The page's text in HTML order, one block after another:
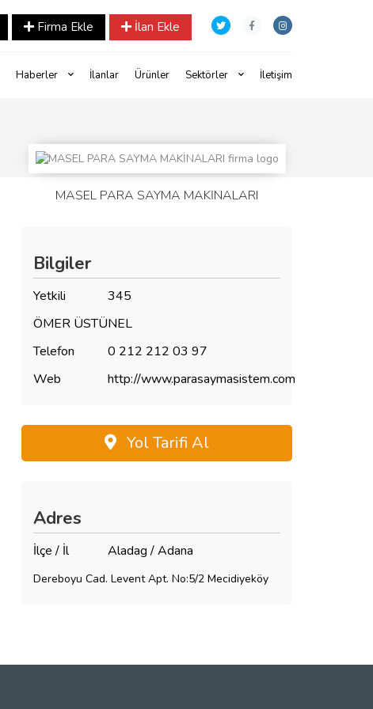
Firma Ekle İlan Ekle
Haberler İlanlar Ürünler Sektörler İletişim
MASEL PARA SAYMA MAKİNALARI
Bilgiler
345
Yetkili
ÖMER ÜSTÜNEL
Telefon
0 212 212 03 97
Web
http://www.parasaymasistem.com
Yol Tarifi Al
Adres
İlçe / İl Aladag / Adana
Dereboyu Cad. Levent Apt. No:5/2 Mecidiyeköy